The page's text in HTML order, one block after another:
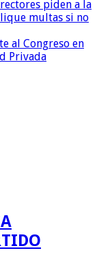
piden a la
multas si no
al Congreso en
Privada